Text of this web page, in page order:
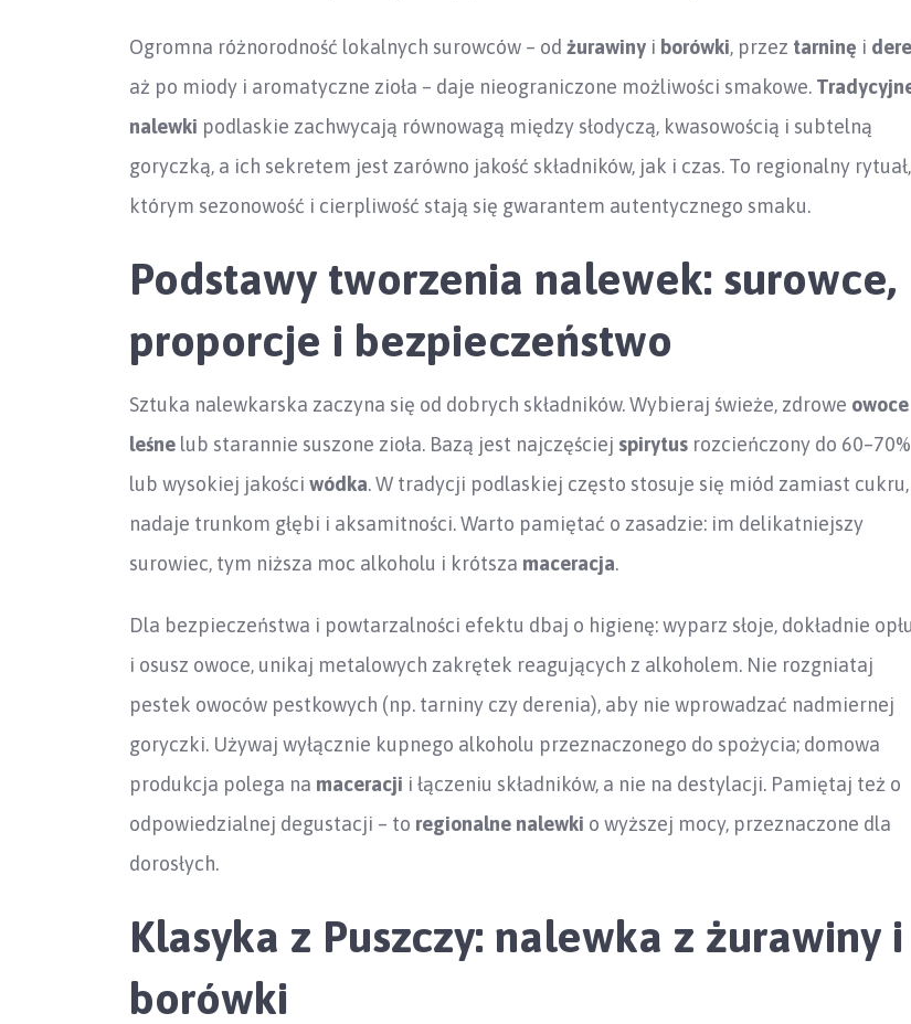
Ogromna różnorodność lokalnych surowców – od żurawiny i borówki, przez tarninę i
aż po miody i aromatyczne zioła – daje nieograniczone możliwości smakowe.
nalewki podlaskie zachwycają równowagą między słodyczą, kwasowością i subtelną
goryczką, a ich sekretem jest zarówno jakość składników, jak i czas. To regionalny
którym sezonowość i cierpliwość stają się gwarantem autentycznego smaku.
Podstawy tworzenia nalewek: surowce,
proporcje i bezpieczeństwo
Sztuka nalewkarska zaczyna się od dobrych składników. Wybieraj świeże, zdrowe owoce
leśne lub starannie suszone zioła. Bazą jest najczęściej spirytus rozcieńczony do 60–70%
lub wysokiej jakości wódka. W tradycji podlaskiej często stosuje się miód zamiast cukru,
nadaje trunkom głębi i aksamitności. Warto pamiętać o zasadzie: im delikatniejszy
surowiec, tym niższa moc alkoholu i krótsza maceracja.
Dla bezpieczeństwa i powtarzalności efektu dbaj o higienę: wyparz słoje, dokładnie
i osusz owoce, unikaj metalowych zakrętek reagujących z alkoholem. Nie rozgniataj
pestek owoców pestkowych (np. tarniny czy derenia), aby nie wprowadzać nadmiernej
goryczki. Używaj wyłącznie kupnego alkoholu przeznaczonego do spożycia; domowa
produkcja polega na maceracji i łączeniu składników, a nie na destylacji. Pamiętaj też o
odpowiedzialnej degustacji – to regionalne nalewki o wyższej mocy, przeznaczone dla
dorosłych.
Klasyka z Puszczy: nalewka z żurawiny i
borówki